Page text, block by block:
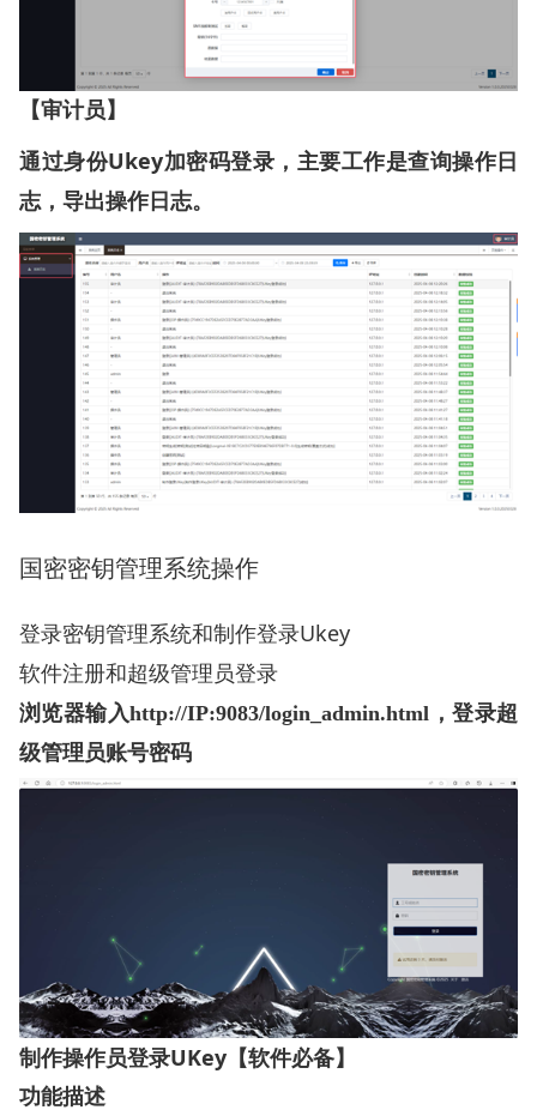
【审计员】
通过身份Ukey加密码登录，主要工作是查询操作日
志，导出操作日志。
国密密钥管理系统操作
登录密钥管理系统和制作登录Ukey
软件注册和超级管理员登录
浏览器输入http://IP:9083/login_admin.html ，登录超
级管理员账号密码
制作操作员登录UKey 【软件必备】
功能描述